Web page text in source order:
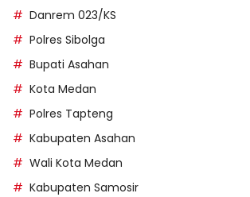
Danrem 023/KS
Polres Sibolga
Bupati Asahan
Kota Medan
Polres Tapteng
Kabupaten Asahan
Wali Kota Medan
Kabupaten Samosir